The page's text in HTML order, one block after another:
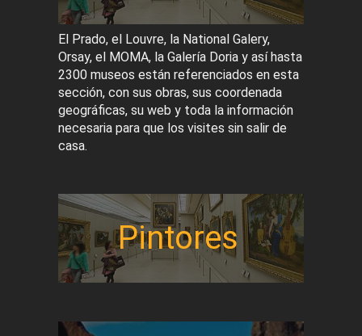
El Prado, el Louvre, la National Galery,
Orsay, el MOMA, la Galería Doria y así hasta
2300 museos están referenciados en esta
sección, con sus obras, sus coordenada
geográficas, su web y toda la información
necesaria para que los visites sin salir de
casa.
Pintores